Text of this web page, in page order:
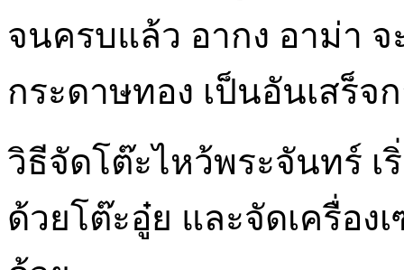
จนครบแล้ว อากง อาม่า
กระดาษทอง เป็นอันเสร็จ
วิธีจัดโต๊ะไหว้พระจันทร์
ด้วยโต๊ะอู๋ย และจัดเครื่อ